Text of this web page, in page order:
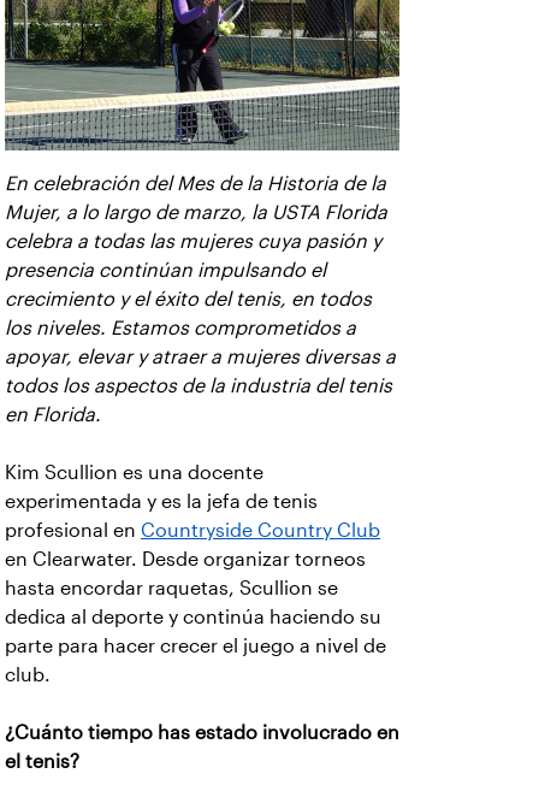
En celebración del Mes de la Historia de la
Mujer, a lo largo de marzo, la USTA Florida
celebra a todas las mujeres cuya pasión y
presencia continúan impulsando el
crecimiento y el éxito del tenis, en todos
los niveles. Estamos comprometidos a
apoyar, elevar y atraer a mujeres diversas a
todos los aspectos de la industria del tenis
en Florida.
Kim Scullion es una docente
experimentada y es la jefa de tenis
profesional en Countryside Country Club
en Clearwater. Desde organizar torneos
hasta encordar raquetas, Scullion se
dedica al deporte y continúa haciendo su
parte para hacer crecer el juego a nivel de
club.
¿Cuánto tiempo has estado involucrado en
el tenis?